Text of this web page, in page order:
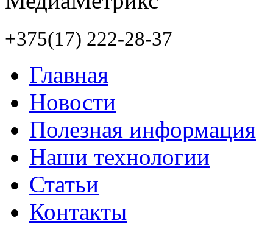
+375(17) 222-28-37
Главная
Новости
Полезная информация
Наши технологии
Статьи
Контакты